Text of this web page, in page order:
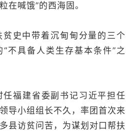
在喊饿”的西海固。
史中带着沉甸甸分量的三个
不具备人类生存基本条件”之
建省委副书记习近平担任
导小组组长不久，率团首次来
县访贫问苦，为谋划对口帮扶